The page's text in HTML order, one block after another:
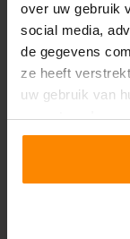
over uw gebruik
social media,
de gegevens
ze heeft
uw gebruik van
accepteren!